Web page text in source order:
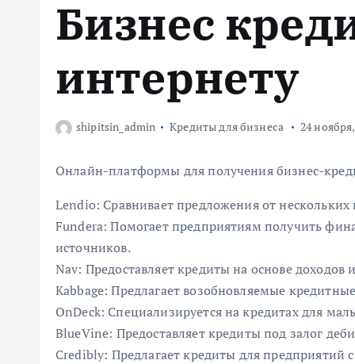
Бизнес
интернету
shipitsin_admin Кредиты для бизнеса 24
Онлайн-платформы для получения бизнес-
Lendio: Сравнивает предложения от нескольких
Fundera: Помогает предприятиям получить
источников.
Nav: Предоставляет кредиты на основе доходов
Kabbage: Предлагает возобновляемые
OnDeck: Специализируется на кредитах для
BlueVine: Предоставляет кредиты под залог
Credibly: Предлагает кредиты для